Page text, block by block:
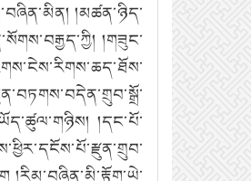
།མཚན་ཉིད་
།གཟུང་
།དང་པོ་
།རིམ་བཞིན་མི་རྟོག་ཡེ་